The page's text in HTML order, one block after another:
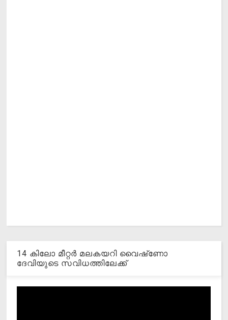
14 കിലോ മീറ്റര്‍ മലകയറി വൈഷ്‌ണോ
ദേവിയുടെ സവിധത്തിലേക്ക്